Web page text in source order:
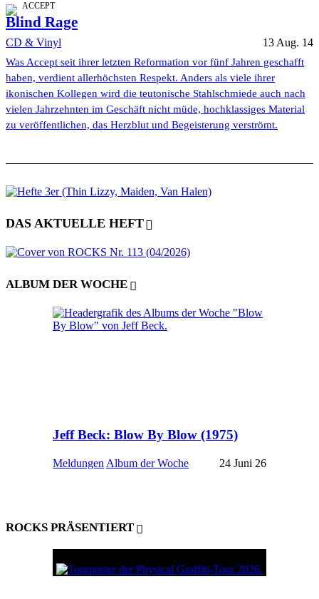
ACCEPT
Blind Rage
CD & Vinyl 13 Aug. 14
Was Accept seit ihrer letzten Reformation vor fünf Jahren geschafft
haben, verdient allerhöchsten Respekt. Anders als viele ihrer
ikonischen Kollegen wird die teutonische Stahlschmiede auch nach
vielen Jahrzehnten im Geschäft nicht müde, hochklassiges Material
zu veröffentlichen, das Herzblut und Begeisterung verströmt.
DAS AKTUELLE HEFT
ALBUM DER WOCHE
Jeff Beck: Blow By Blow (1975)
Meldungen Album der Woche 24 Juni 26
ROCKS PRÄSENTIERT